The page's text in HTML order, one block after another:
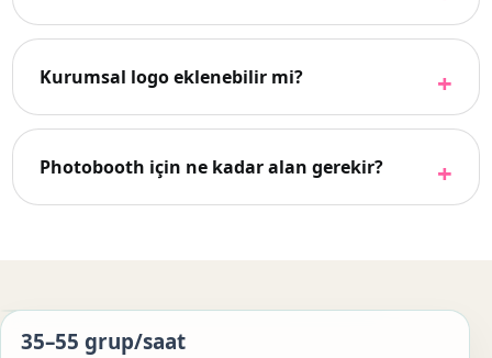
Kurumsal logo eklenebilir mi?
Photobooth için ne kadar alan gerekir?
35–55 grup/saat